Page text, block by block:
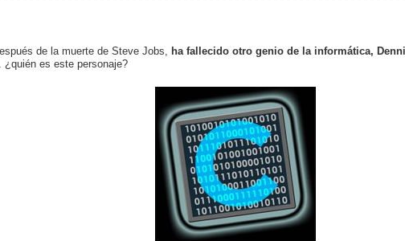
de la muerte de Steve Jobs, ha fallecido otro genio de la informática,
¿quién es este personaje?